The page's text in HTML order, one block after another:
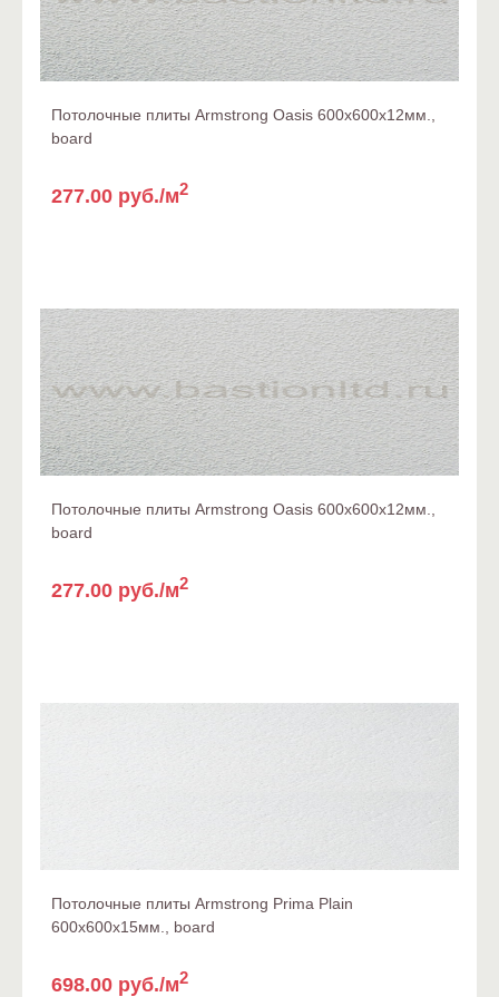
Потолочные плиты Armstrong Oasis 600x600x12мм.,
board
277.00 руб./м2
Потолочные плиты Armstrong Oasis 600x600x12мм.,
board
277.00 руб./м2
Потолочные плиты Armstrong Prima Plain
600x600x15мм., board
698.00 руб./м2